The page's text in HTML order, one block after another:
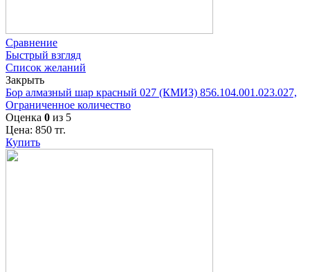
Сравнение
Быстрый взгляд
Список желаний
Закрыть
Бор алмазный шар красный 027 (КМИЗ) 856.104.001.023.027,
Ограниченное количество
Оценка 0 из 5
Цена: 850 тг.
Купить